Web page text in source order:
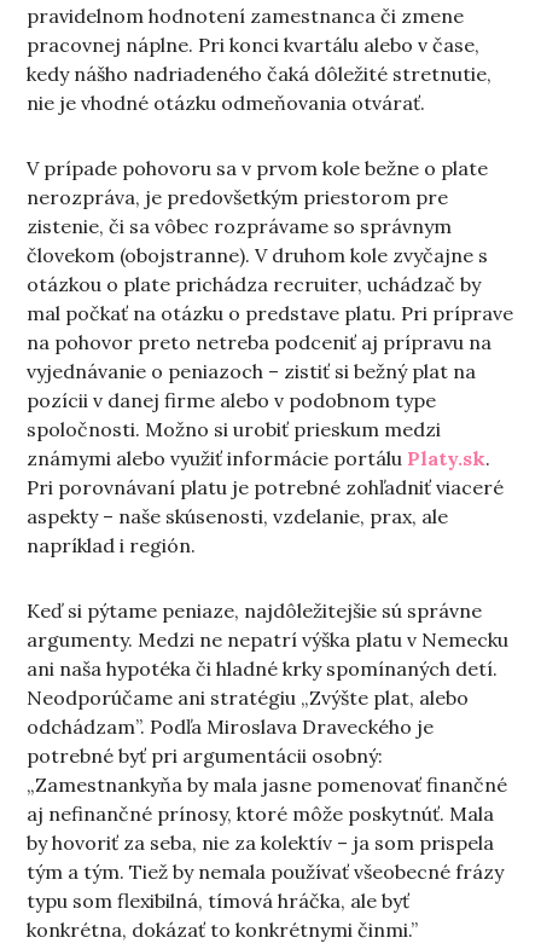
pravidelnom hodnotení zamestnanca či zmene
pracovnej náplne. Pri konci kvartálu alebo v čase,
kedy nášho nadriadeného čaká dôležité stretnutie,
nie je vhodné otázku odmeňovania otvárať.
V prípade pohovoru sa v prvom kole bežne o plate
nerozpráva, je predovšetkým priestorom pre
zistenie, či sa vôbec rozprávame so správnym
človekom (obojstranne). V druhom kole zvyčajne s
otázkou o plate prichádza recruiter, uchádzač by
mal počkať na otázku o predstave platu. Pri príprave
na pohovor preto netreba podceniť aj prípravu na
vyjednávanie o peniazoch – zistiť si bežný plat na
pozícii v danej firme alebo v podobnom type
spoločnosti. Možno si urobiť prieskum medzi
známymi alebo využiť informácie portálu Platy.sk.
Pri porovnávaní platu je potrebné zohľadniť viaceré
aspekty – naše skúsenosti, vzdelanie, prax, ale
napríklad i región.
Keď si pýtame peniaze, najdôležitejšie sú správne
argumenty. Medzi ne nepatrí výška platu v Nemecku
ani naša hypotéka či hladné krky spomínaných detí.
Neodporúčame ani stratégiu „Zvýšte plat, alebo
odchádzam”. Podľa Miroslava Draveckého je
potrebné byť pri argumentácii osobný:
„Zamestnankyňa by mala jasne pomenovať finančné
aj nefinančné prínosy, ktoré môže poskytnúť. Mala
by hovoriť za seba, nie za kolektív – ja som prispela
tým a tým. Tiež by nemala používať všeobecné frázy
typu som flexibilná, tímová hráčka, ale byť
konkrétna, dokázať to konkrétnymi činmi.”